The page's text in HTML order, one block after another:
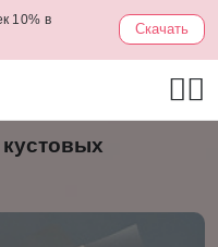
10% в
Скачать